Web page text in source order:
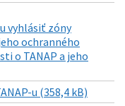
vyhlásiť zóny
ochranného
o TANAP a jeho
u (358,4 kB)